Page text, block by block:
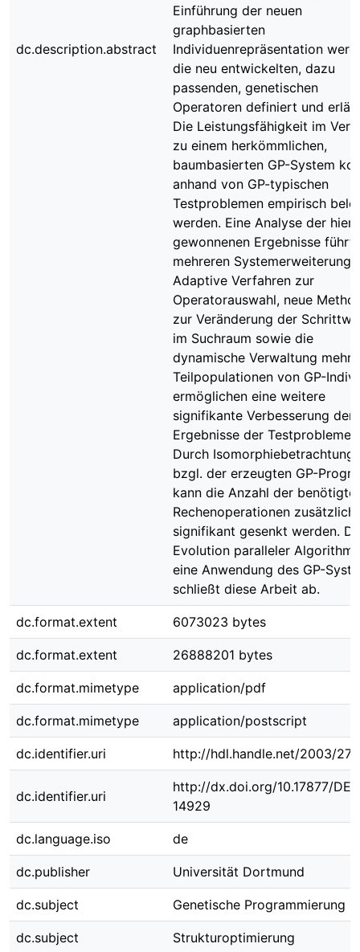
dc.description.abstract
Einführung der neuen
graphbasierten
Individuenrepräsentation
die neu entwickelten, dazu
passenden, genetischen
Operatoren definiert und
Die Leistungsfähigkeit im
zu einem herkömmlichen,
baumbasierten GP-System
anhand von GP-typischen
Testproblemen empirisch
werden. Eine Analyse der
gewonnenen Ergebnisse
mehreren
Adaptive Verfahren zur
Operatorauswahl, neue
zur Veränderung der
im Suchraum sowie die
dynamische Verwaltung
Teilpopulationen von GP-
ermöglichen eine weitere
signifikante Verbesserung der
Ergebnisse der Testprobleme.
Durch
bzgl. der erzeugten GP-
kann die Anzahl der
Rechenoperationen zusätzlich
signifikant gesenkt werden.
Evolution paralleler
eine Anwendung des GP-
schließt diese Arbeit ab.
dc.format.extent 6073023 bytes
dc.format.extent 26888201 bytes
dc.format.mimetype application/pdf
dc.format.mimetype application/postscript
dc.identifier.uri http://hdl.handle.net/2003/
dc.identifier.uri
http://dx.doi.org/10.17877/
14929
dc.language.iso de
dc.publisher Universität Dortmund
dc.subject Genetische Programmierung
dc.subject Strukturoptimierung